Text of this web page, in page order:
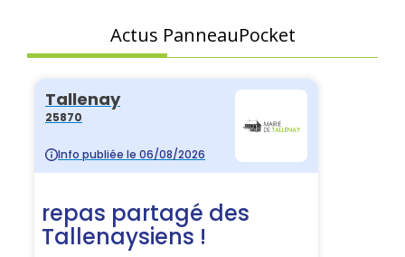
Actus PanneauPocket